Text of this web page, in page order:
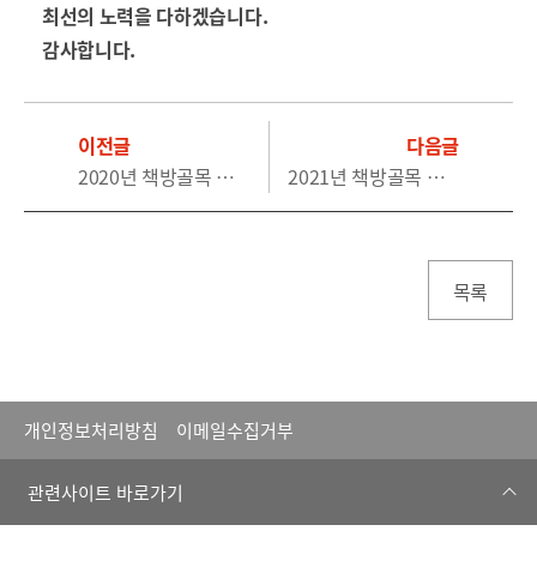
최선의 노력을 다하겠습니다.
감사합니다.
다음글
2021년 책방골목 문화축제 취소
이전글
2020년 책방골목 문화축제 취소
목록
개인정보처리방침 이메일수집거부
관련사이트 바로가기